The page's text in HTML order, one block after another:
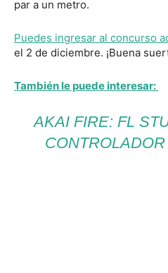
par a un metro.
Puedes ingresar al concurso
el 2 de diciembre. ¡Buena
También le puede interesar:
AKAI FIRE: FL